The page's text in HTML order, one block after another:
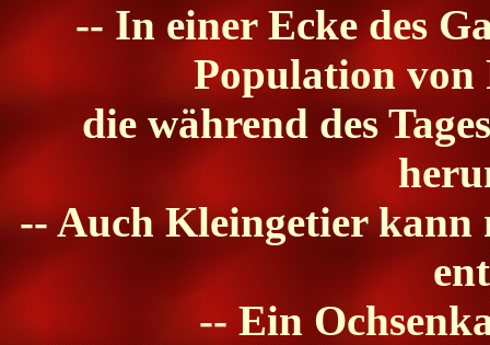
-- In einer Ecke des
Population von
die während des
-- Auch Kleingetier kann
-- Ein